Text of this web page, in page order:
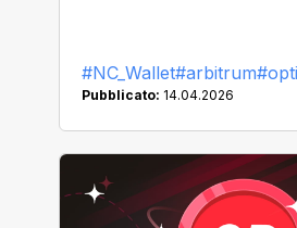
#NC_Wallet#arbitrum
Pubblicato: 14.04.2026